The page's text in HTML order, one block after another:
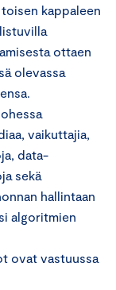
kappaleen
ottaen
olevassa
vaikuttajia,
data-
sekä
hallintaan
algoritmien
ovat vastuussa